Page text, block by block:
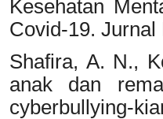
Kesehatan
Covid-19.
Shafira, A. N.,
anak dan
cyberbullying-